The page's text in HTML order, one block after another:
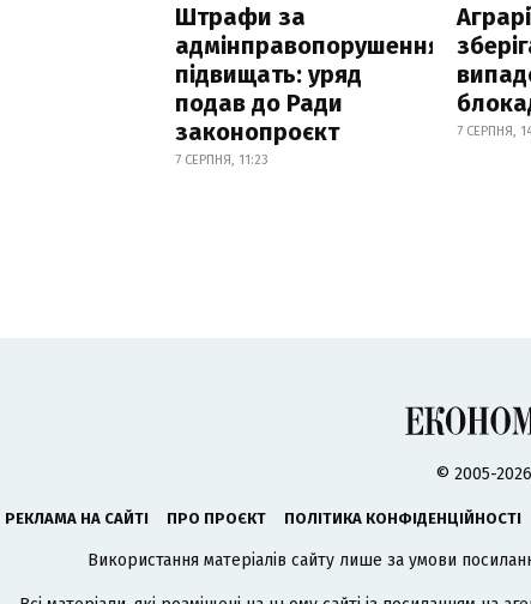
Штрафи за
адмінправопорушення
підвищать: уряд
подав до Ради
законопроєкт
7 СЕРПНЯ, 11:23
7 СЕРПНЯ,
© 2005-
РЕКЛАМА НА САЙТІ ПРО ПРОЄКТ ПОЛІТИКА КОНФІДЕНЦІЙНОСТІ
Використання матеріалів сайту лише за умови